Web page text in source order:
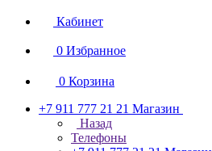
Кабинет
0 Избранное
0 Корзина
+7 911 777 21 21 Магазин
Назад
Телефоны